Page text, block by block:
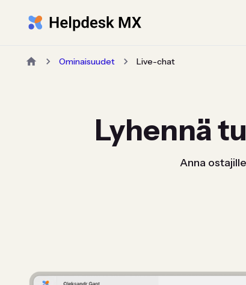
Ominaisuudet Live-chat
Lyhennä
Anna